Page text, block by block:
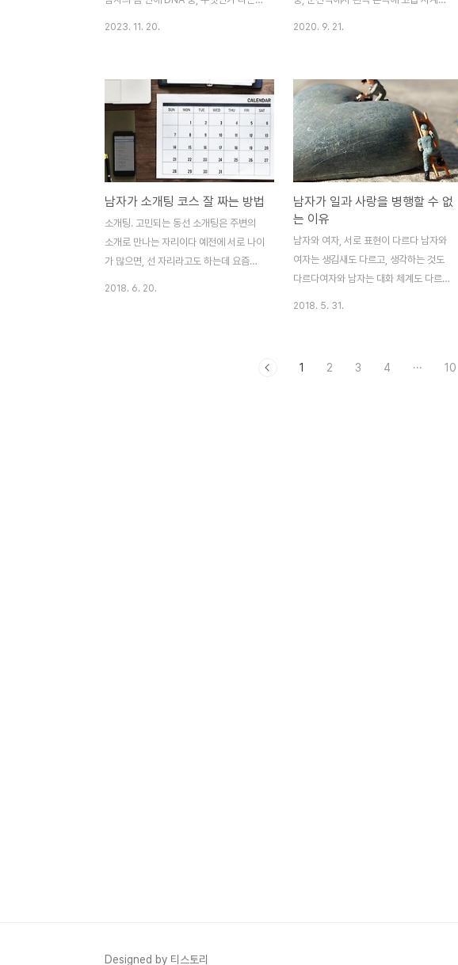
있다. 그저 빠르게 이동하기 위한 수단이
아닌 신분과 재력을 과시할 수 있던 탈 것
들은 지금 시대에 와서는 자동차가 된 것
이다. 자동차가 정수기처럼 대중화되면서,
신차부터 중고차까지 선택의 폭이 넓어졌
었다. 그러자 비싸서 엄두도 못낼 것 같던
자동차도 이제 눈앞에 와 있는 것 같다. 마
치 우주에 있는 화성이 멀다 멀다 하지만,
일론 머스크가 화성을 테라포밍 하자고 외
치고 실현하..
2023. 11. 20.
자동차, 시계를 동시에 보여줌으로써 얼마
나 부유한지를 드러낼 수 있다 무심하게
그저 운전석을 찍은 것처럼 보이지만 실제
로는 이런 자동차를 타고 있으며, 그에 걸
맞은 시계까지 있다는 걸 보여 준다왜 남
고, 더 나아가 이 분야에 미치는 것일까?패
션, 뷰티, 부동산, 주식, 집 등 여러 가지가
있음에도 위 2가지에 대해 마니아까진 아
니더라도 다른 분야에 비해 관심을 갖는
남자들이 많다 그 이..
2020. 9. 21.
남자가 소개팅 코스 잘 짜는 방법
소개팅. 고민되는 동선 소개팅은 주변의
소개로 만나는 자리이다 예전에 서로 나이
가 많으면, 선 자리라고도 하는데 요즘엔
2018. 6. 20.
남자가 일과 사랑을 병행할 수 없
는 이유
남자와 여자, 서로 표현이 다르다 남자와
여자는 생김새도 다르고, 생각하는 것도
다르다여자와 남자는 대화 체계도 다르고,
의 이야기를 대입하면무슨 이야기가 되겠
2018. 5. 31.
1 2 3 4 ··· 10
Designed by 티스토리